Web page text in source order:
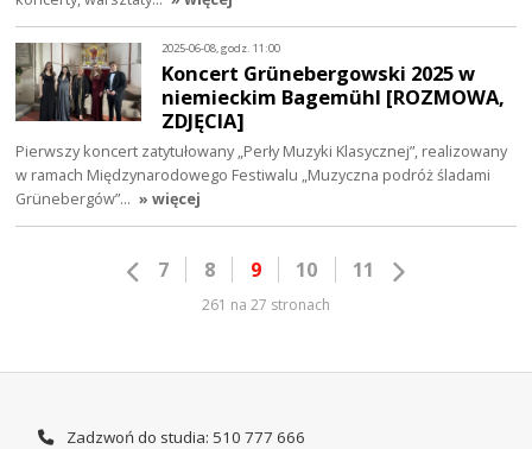
2025-06-08, godz. 11:00
Koncert Grünebergowski 2025 w
niemieckim Bagemühl [ROZMOWA,
ZDJĘCIA]
Pierwszy koncert zatytułowany „Perły Muzyki Klasycznej”, realizowany
w ramach Międzynarodowego Festiwalu „Muzyczna podróż śladami
Grünebergów”… » więcej
7 8 9 10 11
261 na 27 stronach
Zadzwoń do studia: 510 777 666